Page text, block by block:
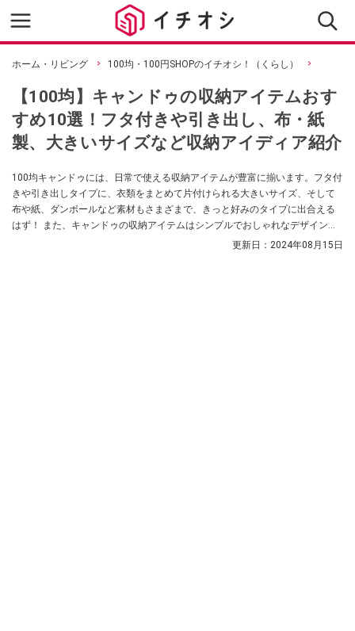
ホーム・リビング 100均・100円SHOPのイチオシ！（くらし）
【100均】キャンドゥの収納アイテムおす
すめ10選！フタ付きや引き出し、布・紙
製、大きいサイズなど収納アイディア紹介
100均キャンドゥには、日常で使える収納アイテムが豊富に揃います。フタ付
きや引き出しタイプに、衣類をまとめて片付けられる大きいサイズ、そして
布や紙、ダンボールなど素材もさまざまで、きっと好みのタイプに出合える
はず！ また、キャンドゥの収納アイテムはシンプルでおしゃれなデザインが
多く、インテリアに映えるのも人気の理由です。今回はキャンドゥで見つけ
更新日： 2024年08月15日